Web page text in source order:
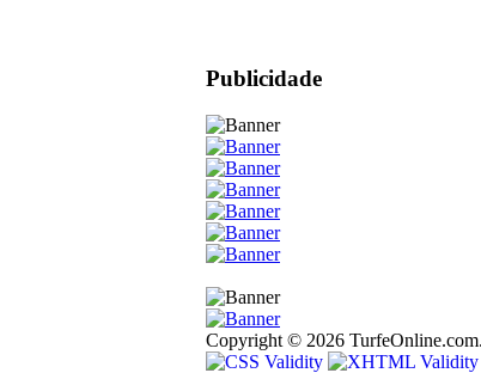
Publicidade
Copyright © 2026